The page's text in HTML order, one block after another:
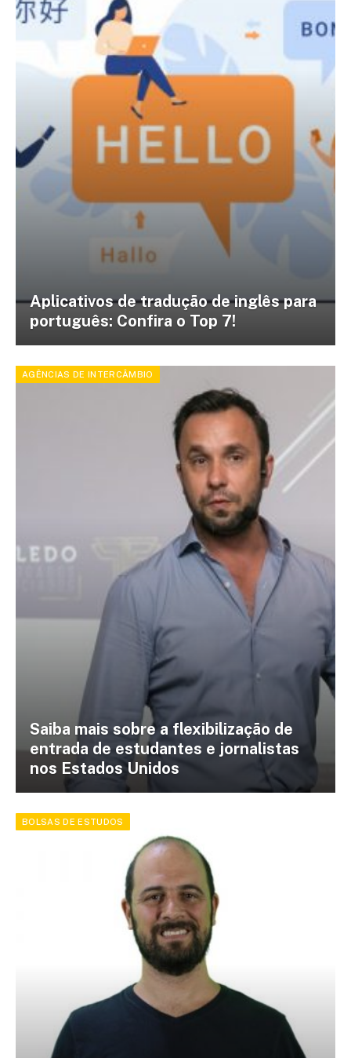
Aplicativos de tradução de inglês para
português: Confira o Top 7!
AGÊNCIAS DE INTERCÂMBIO
Saiba mais sobre a flexibilização de
entrada de estudantes e jornalistas
nos Estados Unidos
BOLSAS DE ESTUDOS